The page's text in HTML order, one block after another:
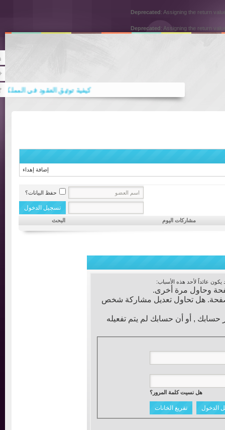
Deprecated: Assigning the return
Deprecated: Assigning the return
كيفية توثيق العقود في المملكة
إضافة إهداء
حفظ البيانات؟
مشاركات اليوم البحث
عائداً لأحد هذه الأسباب:
وحاول مرة أخرى.
هل تحاول تعديل مشاركة شخص
, أو أن حسابك لم يتم تفعيله
هل نسيت كلمة المرور؟